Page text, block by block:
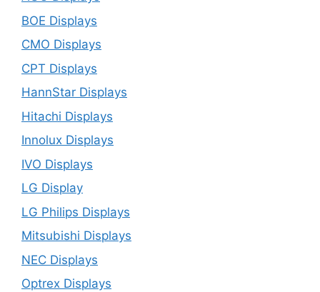
BOE Displays
CMO Displays
CPT Displays
HannStar Displays
Hitachi Displays
Innolux Displays
IVO Displays
LG Display
LG Philips Displays
Mitsubishi Displays
NEC Displays
Optrex Displays